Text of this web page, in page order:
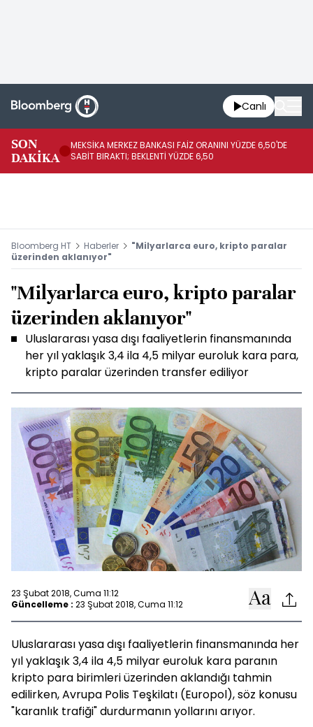
Canlı
SON
DAKİKA
MEKSİKA MERKEZ BANKASI FAİZ ORANINI YÜZDE 6,50'DE
SABİT BIRAKTI; BEKLENTİ YÜZDE 6,50
Bloomberg HT Haberler
"Milyarlarca euro, kripto paralar
üzerinden aklanıyor"
"Milyarlarca euro, kripto paralar
üzerinden aklanıyor"
Uluslararası yasa dışı faaliyetlerin finansmanında
her yıl yaklaşık 3,4 ila 4,5 milyar euroluk kara para,
kripto paralar üzerinden transfer ediliyor
23 Şubat 2018, Cuma 11:12
Güncelleme : 23 Şubat 2018, Cuma 11:12
Uluslararası yasa dışı faaliyetlerin finansmanında her
yıl yaklaşık 3,4 ila 4,5 milyar euroluk kara paranın
kripto para birimleri üzerinden aklandığı tahmin
edilirken, Avrupa Polis Teşkilatı (Europol), söz konusu
"karanlık trafiği" durdurmanın yollarını arıyor.